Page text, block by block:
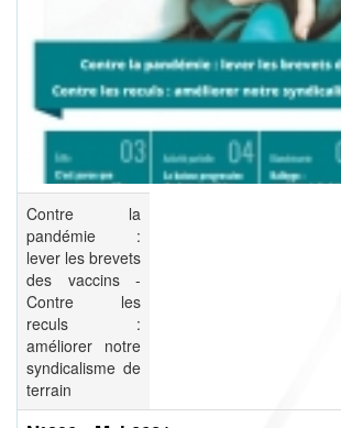
Contre la
pandémie :
lever les brevets
des vaccins -
Contre les
reculs :
améliorer notre
syndicalisme de
terrain